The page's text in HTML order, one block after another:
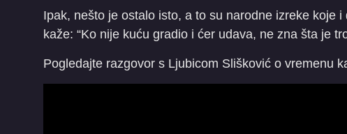
Ipak, nešto je ostalo isto, a to su narodne izreke koje
kaže: “Ko nije kuću gradio i ćer udava, ne zna šta je
Pogledajte razgovor s Ljubicom Slišković o vremenu